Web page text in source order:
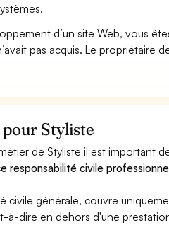
d’un site Web, vous
pas acquis. Le propriétaire
Styliste
de Styliste il est important
responsabilité civile
civile générale, couvre
à-dire en dehors d'une